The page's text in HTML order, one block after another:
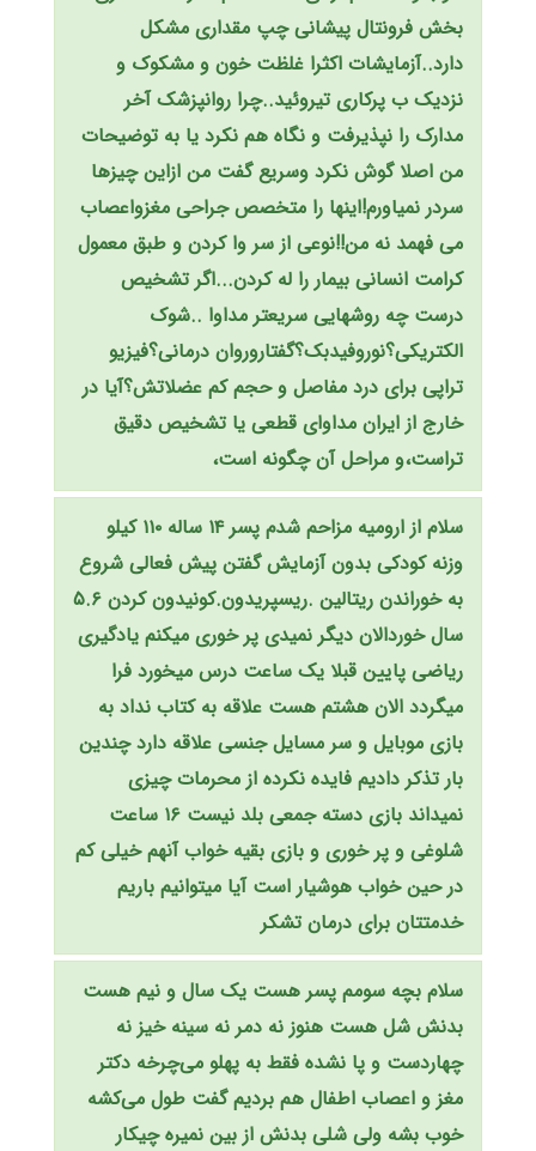
بخش فرونتال پیشانی چپ مقداری مشکل
دارد..آزمایشات اکثرا غلظت خون و مشکوک و
نزدیک ب پرکاری تیروئید..چرا روانپزشک آخر
مدارک را نپذیرفت و نگاه هم نکرد یا به توضیحات
من اصلا گوش نکرد وسریع گفت من ازاین چیزها
سردر نمیاورم!اینها را متخصص جراحی مغزواعصاب
می فهمد نه من!!نوعی از سر وا کردن و طبق معمول
کرامت انسانی بیمار را له کردن...اگر تشخیص
درست چه روشهایی سریعتر مداوا ..شوک
الکتریکی؟نوروفیدبک؟گفتاروروان درمانی؟فیزیو
تراپی برای درد مفاصل و حجم کم عضلاتش؟آیا در
خارج از ایران مداوای قطعی یا تشخیص دقیق
تراست،و مراحل آن چگونه است،
سلام از ارومیه مزاحم شدم پسر ۱۴ ساله ۱۱۰ کیلو
وزنه کودکی بدون آزمایش گفتن پیش فعالی شروع
به خوراندن ریتالین .ریسپریدون.کونیدون کردن ۵.۶
سال خوردالان دیگر نمیدی پر خوری میکنم یادگیری
ریاضی پایین قبلا یک ساعت درس میخورد فرا
میگردد الان هشتم هست علاقه به کتاب نداد به
بازی موبایل و سر مسایل جنسی علاقه دارد چندین
بار تذکر دادیم فایده نکرده از محرمات چیزی
نمیداند بازی دسته جمعی بلد نیست ۱۶ ساعت
شلوغی و پر خوری و بازی بقیه خواب آنهم خیلی کم
در حین خواب هوشیار است آیا میتوانیم باریم
خدمتتان برای درمان تشکر
سلام بچه سومم پسر هست یک سال و نیم هست
بدنش شل هست هنوز نه دمر نه سینه خیز نه
چهاردست و پا نشده فقط به پهلو می‌چرخه دکتر
مغز و اعصاب اطفال هم بردیم گفت طول می‌کشه
خوب بشه ولی شلی بدنش از بین نمیره چیکار